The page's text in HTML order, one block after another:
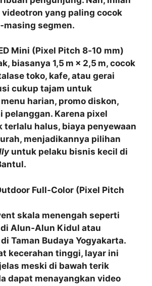
yang paling cocok
segmen.
Mini (Pixel Pitch 8‑10 mm)
biasanya 1,5 m × 2,5 m, cocok
toko, kafe, atau gerai
cukup tajam untuk
harian, promo diskon,
pelanggan. Karena pixel
terlalu halus, biaya penyewaan
menjadikannya pilihan
untuk pelaku bisnis kecil di
Full‑Color (Pixel Pitch
skala menengah seperti
Alun‑Alun Kidul atau
Taman Budaya Yogyakarta.
kecerahan tinggi, layar ini
meski di bawah terik
dapat menayangkan video